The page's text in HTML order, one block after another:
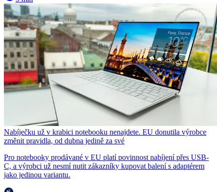
Nabíječku už v krabici notebooku nenajdete. EU donutila výrobce
změnit pravidla, od dubna jedině za své
Pro notebooky prodávané v EU platí povinnost nabíjení přes USB-
C, a výrobci už nesmí nutit zákazníky kupovat balení s adaptérem
jako jedinou variantu.